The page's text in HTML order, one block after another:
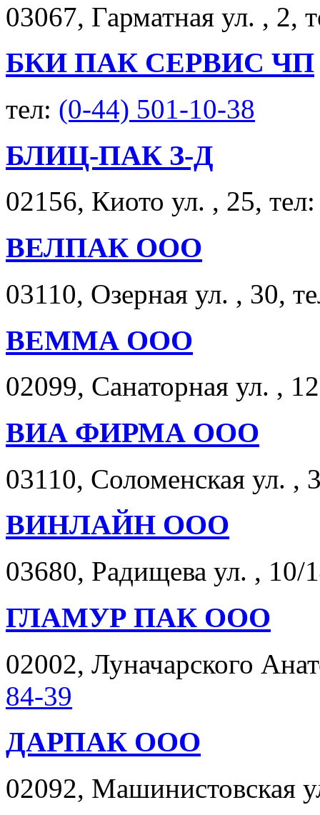
03067, Гарматная ул. , 2,
БКИ ПАК СЕРВИС ЧП
тел: (0-44) 501-10-38
БЛИЦ-ПАК З-Д
02156, Киото ул. , 25,
ВЕЛПАК ООО
03110, Озерная ул. , 30,
ВЕММА ООО
02099, Санаторная ул. ,
ВИА ФИРМА ООО
03110, Соломенская ул. ,
ВИНЛАЙН ООО
03680, Радищева ул. , 10/
ГЛАМУР ПАК ООО
02002, Луначарского
84-39
ДАРПАК ООО
02092, Машинистовская